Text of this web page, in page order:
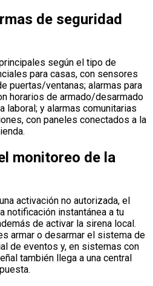
de seguridad
según el tipo de
para casas, con sensores
puertas/ventanas; alarmas para
horarios de armado/desarmado
laboral; y alarmas comunitarias
con paneles conectados a la
monitoreo de la
activación no autorizada, el
notificación instantánea a tu
de activar la sirena local.
armar o desarmar el sistema de
de eventos y, en sistemas con
también llega a una central